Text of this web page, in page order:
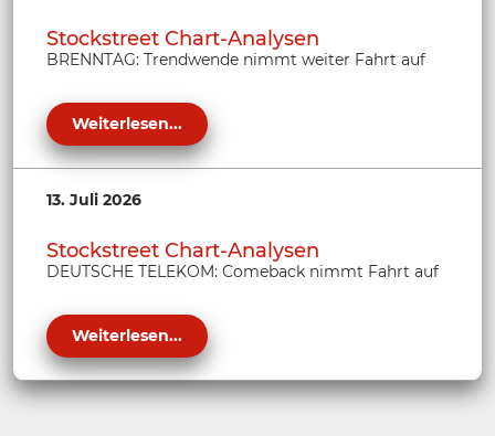
Stockstreet Chart-Analysen
BRENNTAG: Trendwende nimmt weiter Fahrt auf
Weiterlesen...
13. Juli 2026
Stockstreet Chart-Analysen
DEUTSCHE TELEKOM: Comeback nimmt Fahrt auf
Weiterlesen...